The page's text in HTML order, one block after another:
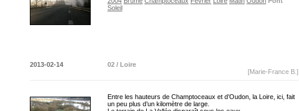
Soleil
2013-02-14
02 / Loire
[Marie-France B.]
Entre les hauteurs de Champtoceaux et d’Oudon, la Loire, ici, fait
un peu plus d’un kilomètre de large.